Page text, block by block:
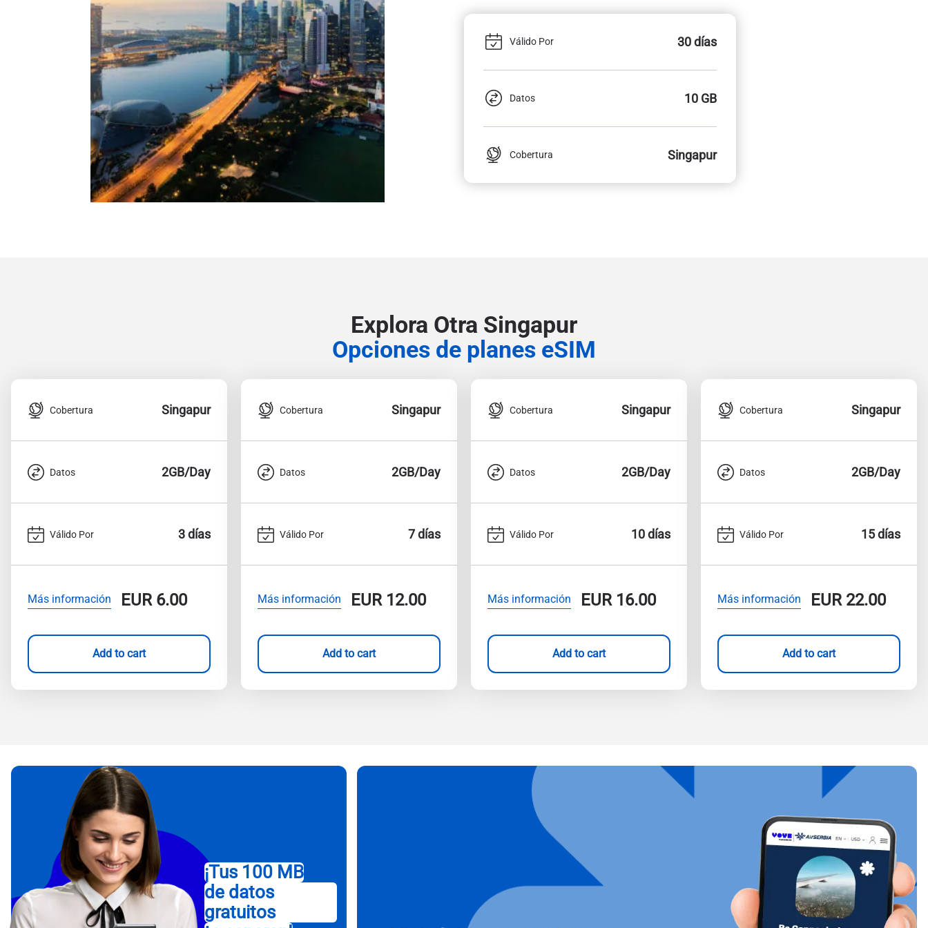
Válido Por 30 días
Datos 10 GB
Cobertura Singapur
Explora Otra Singapur
Opciones de planes eSIM
Cobertura Singapur
Datos 2GB/Day
Válido Por 3 días
Más información EUR6.00
Add to cart
Cobertura Singapur
Datos 2GB/Day
Válido Por 7 días
Más información EUR12.00
Add to cart
Cobertura Singapur
Datos 2GB/Day
Válido Por 10 días
Más información EUR16.00
Add to cart
Cobertura Singapur
Datos 2GB/Day
Válido Por 15 días
Más información EUR22.00
Add to cart
¡Tus 100 MB
de datos
gratuitos